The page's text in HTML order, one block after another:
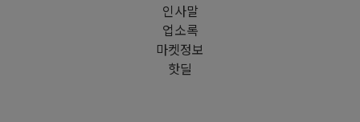
인사말
업소록
마켓정보
핫딜